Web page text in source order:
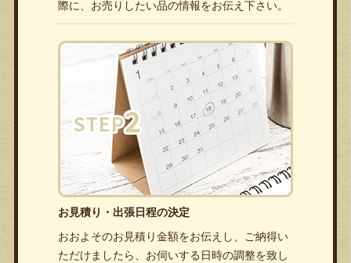
際に、お売りしたい品の情報をお伝え下さい。
お見積り・出張日程の決定
おおよそのお見積り金額をお伝えし、ご納得い
ただけましたら、お伺いする日時の調整を致し